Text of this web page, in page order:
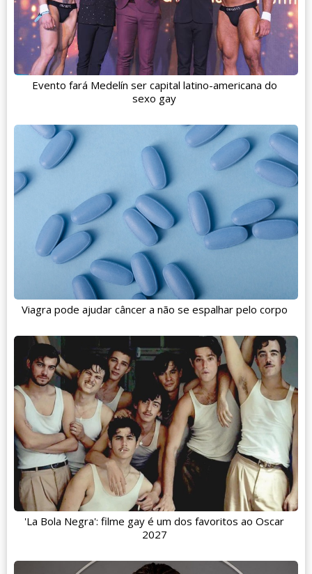
Evento fará Medelín ser capital latino-americana do
sexo gay
Viagra pode ajudar câncer a não se espalhar pelo corpo
'La Bola Negra': filme gay é um dos favoritos ao Oscar
2027